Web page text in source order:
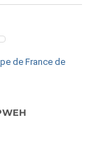
de France de